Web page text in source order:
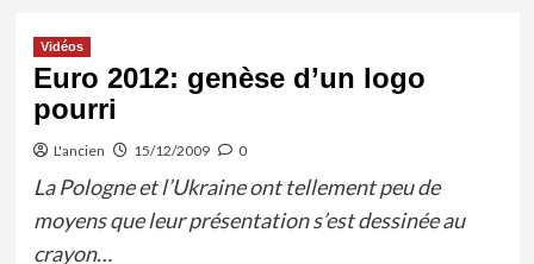
Vidéos
Euro 2012: genèse d’un logo
pourri
L'ancien 15/12/2009 0
La Pologne et l’Ukraine ont tellement peu de
moyens que leur présentation s’est dessinée au
crayon…